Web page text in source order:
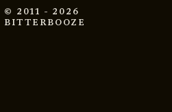
© 2011 - 2026
BITTERBOOZE